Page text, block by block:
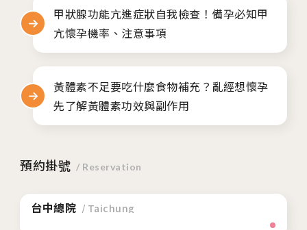
甲狀腺功能亢進症狀自我檢查！備孕必知甲
亢懷孕機率、注意事項
黃體素不足要吃什麼食物補充？亂經想懷孕
先了解黃體素功效與副作用
預約掛號 / Reservation
台中總院 / Taichung